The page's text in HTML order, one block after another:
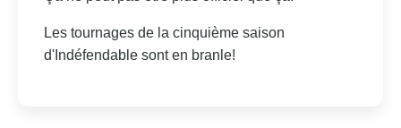
Les tournages de la cinquième saison
d'Indéfendable sont en branle!